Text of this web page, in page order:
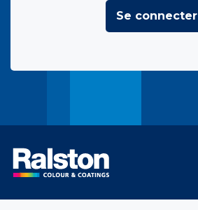
Se connecter